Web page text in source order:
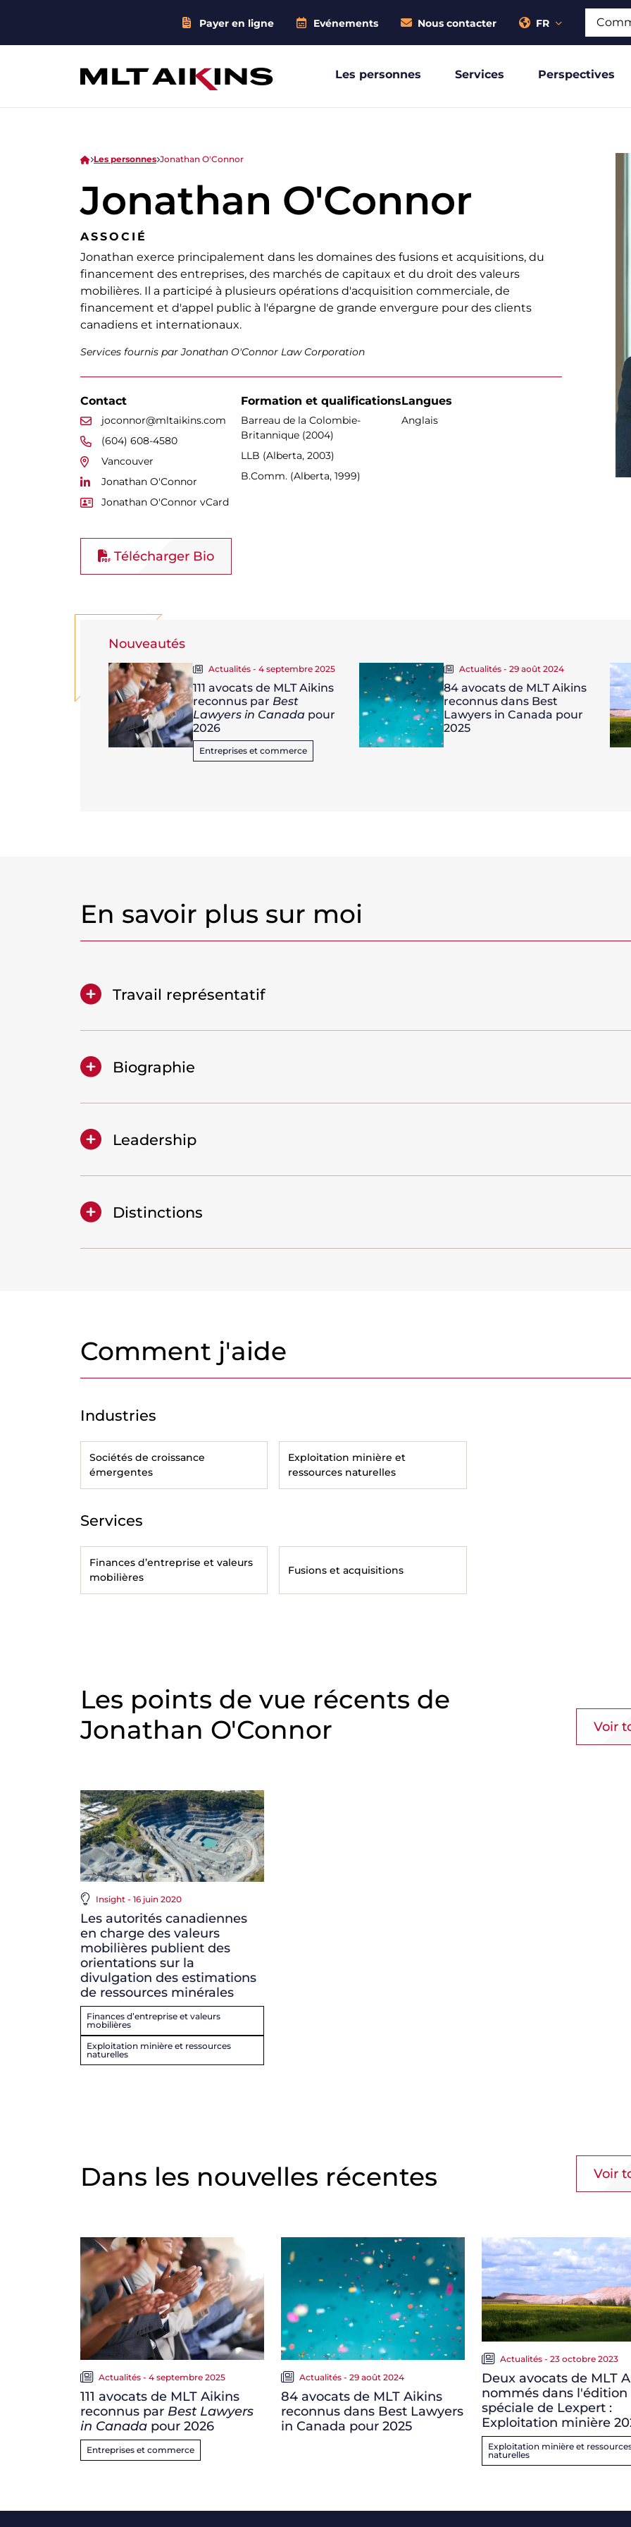
Payer en ligne Evénements Nous contacter FR
Les personnes Services Perspectives
Les personnes Jonathan O'Connor
Jonathan O'Connor
ASSOCIÉ
Jonathan exerce principalement dans les domaines des fusions et acquisitions, du
financement des entreprises, des marchés de capitaux et du droit des valeurs
mobilières. Il a participé à plusieurs opérations d'acquisition commerciale, de
financement et d'appel public à l'épargne de grande envergure pour des clients
canadiens et internationaux.
Services fournis par Jonathan O'Connor Law Corporation
Contact
joconnor@mltaikins.com
(604) 608-4580
Vancouver
Jonathan O'Connor
Jonathan O'Connor vCard
Formation et qualifications
Barreau de la Colombie-
Britannique (2004)
LLB (Alberta, 2003)
B.Comm. (Alberta, 1999)
Langues
Anglais
Télécharger Bio
Nouveautés
Actualités - 4 septembre 2025
111 avocats de MLT Aikins
reconnus par Best
Lawyers in Canada pour
2026
Entreprises et commerce
Actualités - 29 août 2024
84 avocats de MLT Aikins
reconnus dans Best
Lawyers in Canada pour
2025
En savoir plus sur moi
Travail représentatif
Biographie
Leadership
Distinctions
Comment j'aide
Industries
Sociétés de croissance
émergentes
Exploitation minière et
ressources naturelles
Services
Finances d’entreprise et valeurs
mobilières
Fusions et acquisitions
Les points de vue récents de
Jonathan O'Connor
Voir
Insight - 16 juin 2020
Les autorités canadiennes
en charge des valeurs
mobilières publient des
orientations sur la
divulgation des estimations
de ressources minérales
Finances d’entreprise et valeurs
mobilières
Exploitation minière et ressources
naturelles
Dans les nouvelles récentes Voir
Actualités - 4 septembre 2025
111 avocats de MLT Aikins
reconnus par Best Lawyers
in Canada pour 2026
Entreprises et commerce
Actualités - 29 août 2024
84 avocats de MLT Aikins
reconnus dans Best Lawyers
in Canada pour 2025
Actualités - 23 octobre 2023
Deux avocats de MLT
nommés dans l'édition
spéciale de Lexpert :
Exploitation minière
Exploitation minière et
naturelles